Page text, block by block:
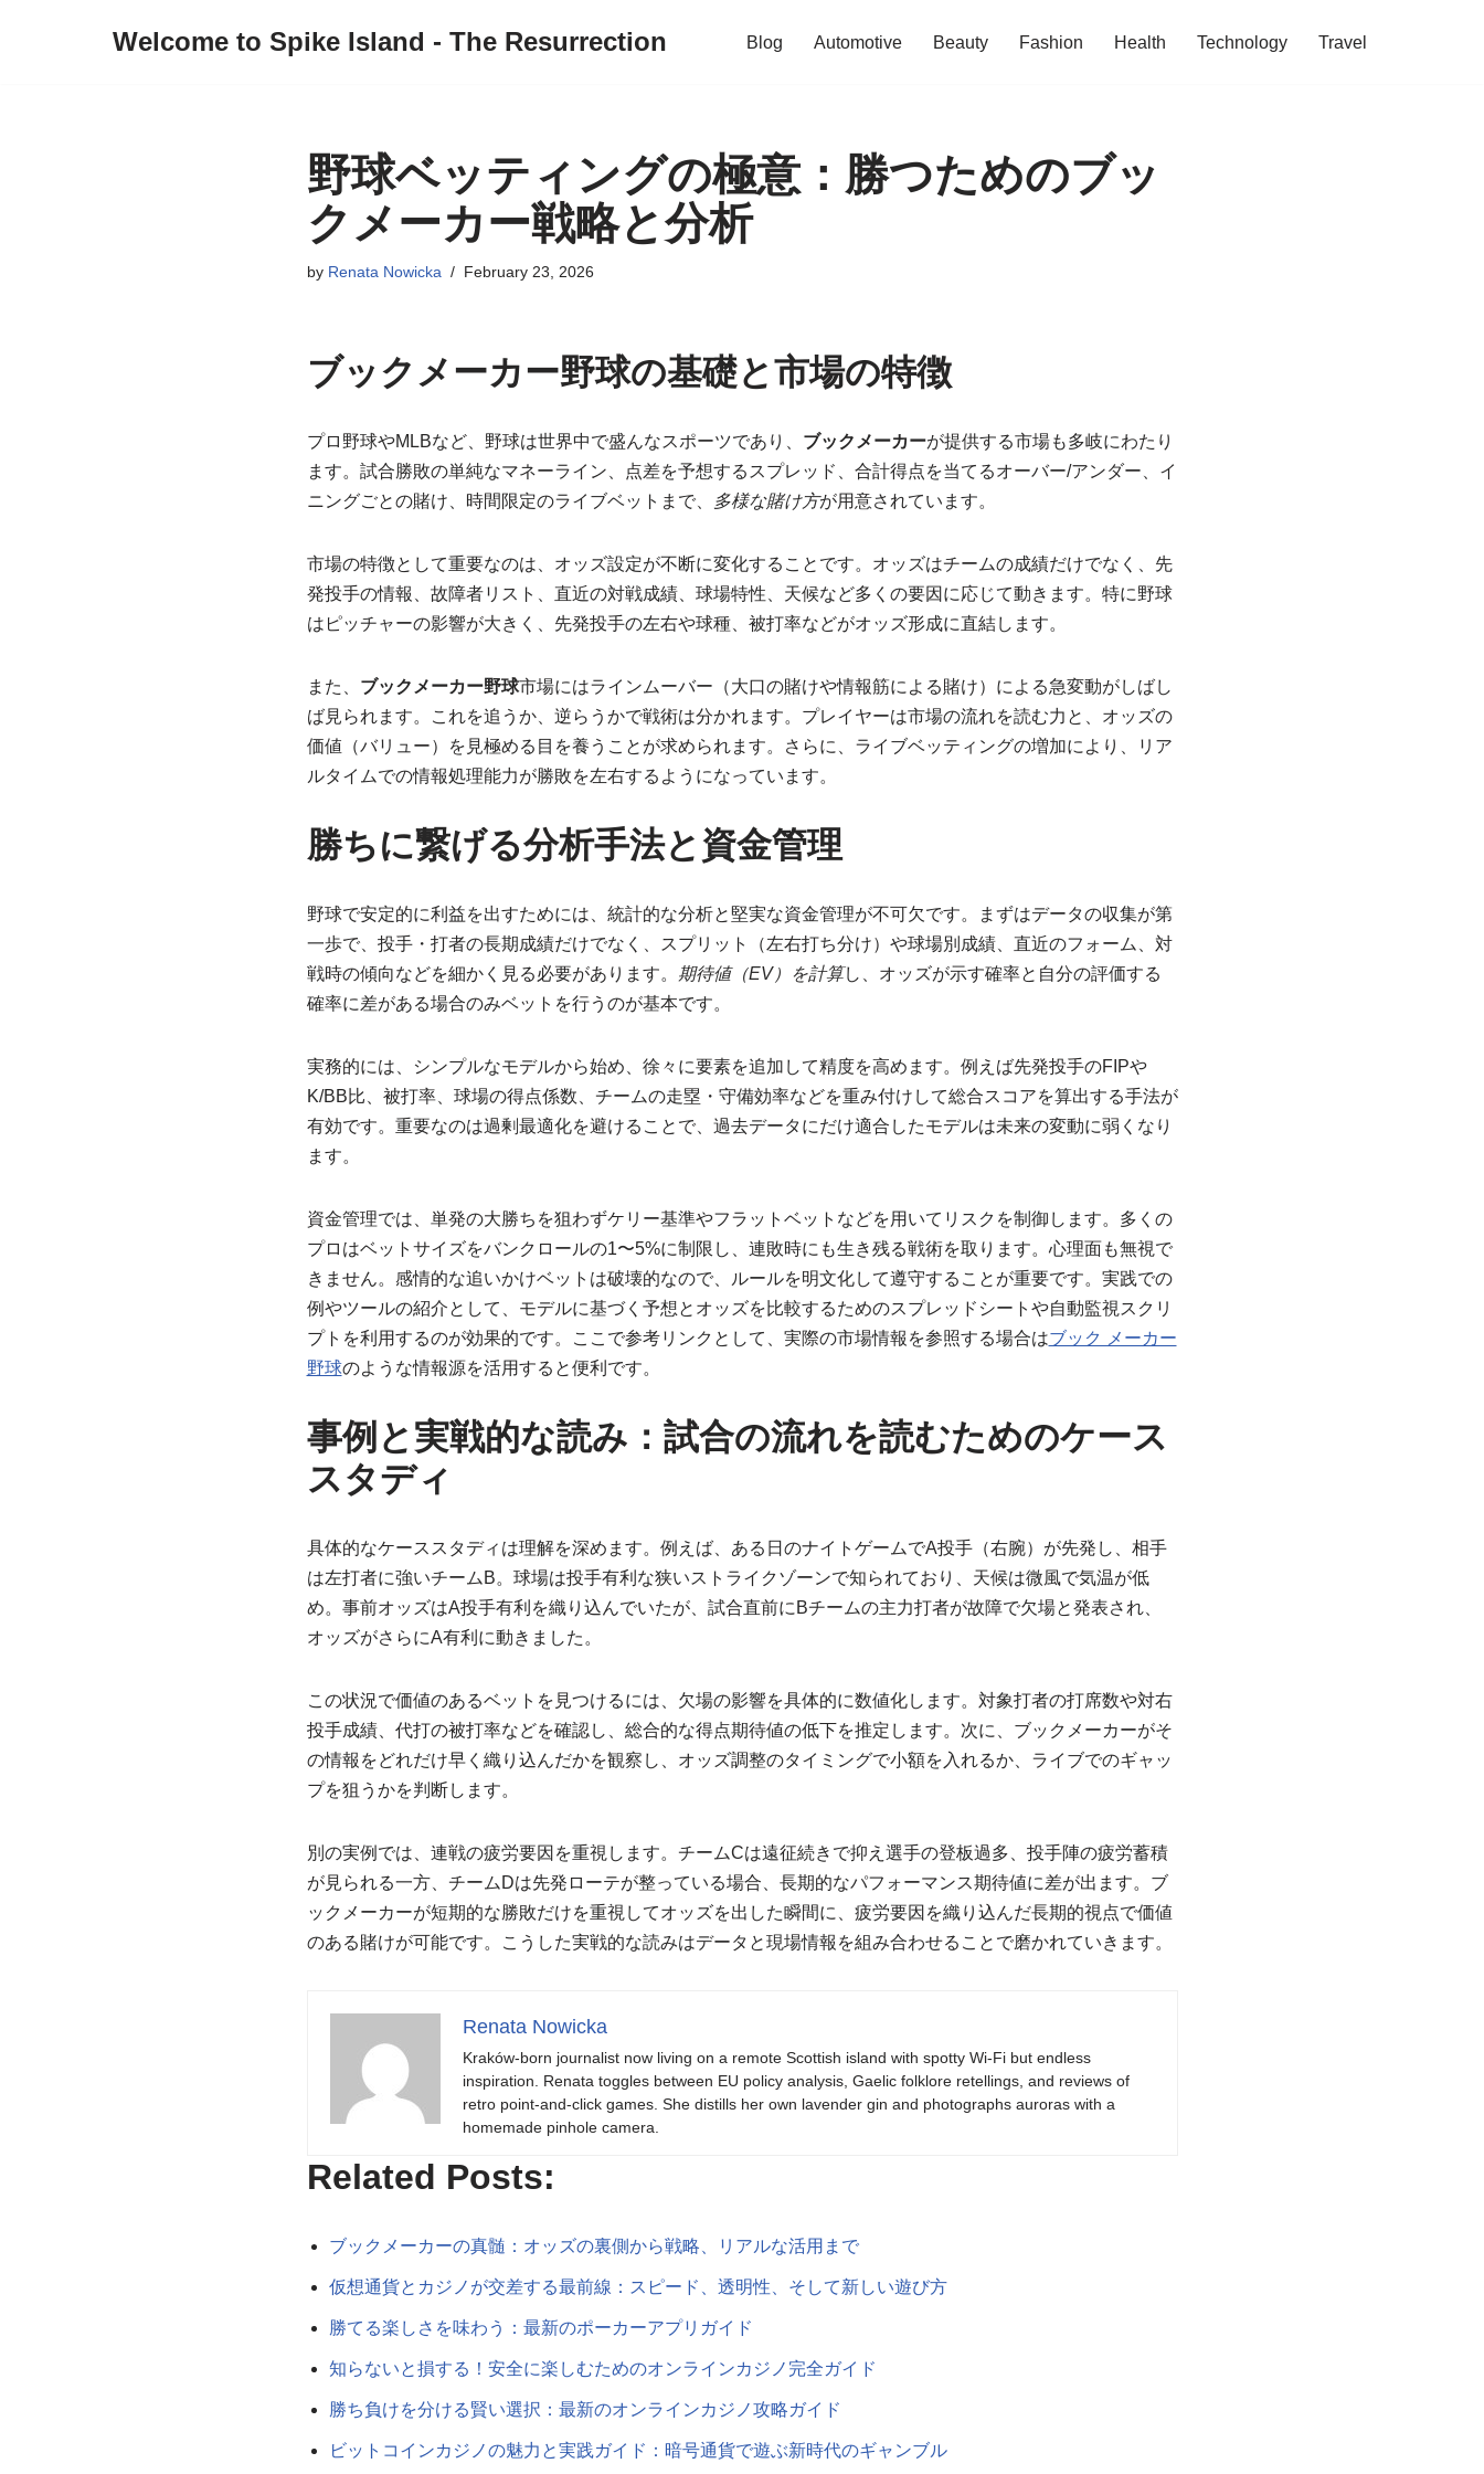
Welcome to Spike Island - The Resurrection Blog Automotive Beauty Fashion Health Technology Travel
野球ベッティングの極意：勝つためのブッ
クメーカー戦略と分析
by Renata Nowicka February 23, 2026
ブックメーカー野球の基礎と市場の特徴
プロ野球やMLBなど、野球は世界中で盛んなスポーツであり、 ブックメーカーが提供する市場も多岐にわたり
ます。試合勝敗の単純なマネーライン、点差を予想するスプレッド、合計得点を当てるオーバー/アンダー、イ
ニングごとの賭け、時間限定のライブベットまで、
多様な賭け方が用意されています。
市場の特徴として重要なのは、オッズ設定が不断に変化することです。オッズはチームの成績だけでなく、先
発投手の情報、故障者リスト、直近の対戦成績、球場特性、天候など多くの要因に応じて動きます。特に野球
はピッチャーの影響が大きく、先発投手の左右や球種、被打率などがオッズ形成に直結します。
また、 ブックメーカー野球市場にはラインムーバー（大口の賭けや情報筋による賭け）による急変動がしばし
ば見られます。これを追うか、逆らうかで戦術は分かれます。プレイヤーは市場の流れを読む力と、オッズの
価値（バリュー）を見極める目を養うことが求められます。さらに、ライブベッティングの増加により、リア
ルタイムでの情報処理能力が勝敗を左右するようになっています。
勝ちに繋げる分析手法と資金管理
野球で安定的に利益を出すためには、統計的な分析と堅実な資金管理が不可欠です。まずはデータの収集が第
一歩で、投手・打者の長期成績だけでなく、スプリット（左右打ち分け）や球場別成績、直近のフォーム、対
戦時の傾向などを細かく見る必要があります。 期待値（EV）を計算し、オッズが示す確率と自分の評価する
確率に差がある場合のみベットを行うのが基本です。
実務的には、シンプルなモデルから始め、徐々に要素を追加して精度を高めます。例えば先発投手のFIPや
K/BB比、被打率、球場の得点係数、チームの走塁・守備効率などを重み付けして総合スコアを算出する手法が
有効です。重要なのは過剰最適化を避けることで、過去データにだけ適合したモデルは未来の変動に弱くなり
ます。
資金管理では、単発の大勝ちを狙わずケリー基準やフラットベットなどを用いてリスクを制御します。多くの
プロはベットサイズをバンクロールの1〜5%に制限し、連敗時にも生き残る戦術を取ります。心理面も無視で
きません。感情的な追いかけベットは破壊的なので、ルールを明文化して遵守することが重要です。実践での
例やツールの紹介として、モデルに基づく予想とオッズを比較するためのスプレッドシートや自動監視スクリ
プトを利用するのが効果的です。ここで参考リンクとして、実際の市場情報を参照する場合はブック メーカー
野球のような情報源を活用すると便利です。
事例と実戦的な読み：試合の流れを読むためのケース
スタディ
具体的なケーススタディは理解を深めます。例えば、ある日のナイトゲームでA投手（右腕）が先発し、相手
は左打者に強いチームB。球場は投手有利な狭いストライクゾーンで知られており、天候は微風で気温が低
め。事前オッズはA投手有利を織り込んでいたが、試合直前にBチームの主力打者が故障で欠場と発表され、
オッズがさらにA有利に動きました。
この状況で価値のあるベットを見つけるには、欠場の影響を具体的に数値化します。対象打者の打席数や対右
投手成績、代打の被打率などを確認し、総合的な得点期待値の低下を推定します。次に、ブックメーカーがそ
の情報をどれだけ早く織り込んだかを観察し、オッズ調整のタイミングで小額を入れるか、ライブでのギャッ
プを狙うかを判断します。
別の実例では、連戦の疲労要因を重視します。チームCは遠征続きで抑え選手の登板過多、投手陣の疲労蓄積
が見られる一方、チームDは先発ローテが整っている場合、長期的なパフォーマンス期待値に差が出ます。ブ
ックメーカーが短期的な勝敗だけを重視してオッズを出した瞬間に、疲労要因を織り込んだ長期的視点で価値
のある賭けが可能です。こうした実戦的な読みはデータと現場情報を組み合わせることで磨かれていきます。
Renata Nowicka
Kraków-born journalist now living on a remote Scottish island with spotty Wi-Fi but endless
inspiration. Renata toggles between EU policy analysis, Gaelic folklore retellings, and reviews of
retro point-and-click games. She distills her own lavender gin and photographs auroras with a
homemade pinhole camera.
Related Posts:
ブックメーカーの真髄：オッズの裏側から戦略、リアルな活用まで
仮想通貨とカジノが交差する最前線：スピード、透明性、そして新しい遊び方
勝てる楽しさを味わう：最新のポーカーアプリガイド
知らないと損する！安全に楽しむためのオンラインカジノ完全ガイド
勝ち負けを分ける賢い選択：最新のオンラインカジノ攻略ガイド
ビットコインカジノの魅力と実践ガイド：暗号通貨で遊ぶ新時代のギャンブル